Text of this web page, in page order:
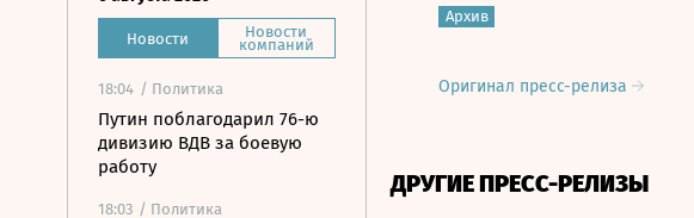
Новости Новости
компаний
18:04 / Политика
Путин поблагодарил 76-ю
дивизию ВДВ за боевую
работу
18:03 / Политика
Архив
Оригинал пресс-релиза
ДРУГИЕ ПРЕСС-РЕЛИЗЫ